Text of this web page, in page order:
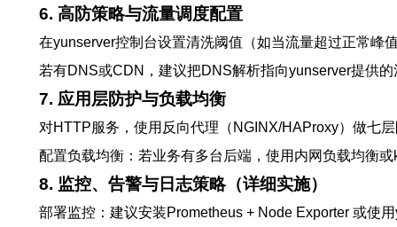
6. 高防策略与流量调度配置
在yunserver控制台设置清洗阈值（如当流量超过正常峰
若有DNS或CDN，建议把DNS解析指向yunserver提供
7. 应用层防护与负载均衡
对HTTP服务，使用反向代理（NGINX/HAProxy）做七
配置负载均衡：若业务有多台后端，使用内网负载均衡
8. 监控、告警与日志策略（详细实施）
部署监控：建议安装Prometheus + Node Exporter 或使